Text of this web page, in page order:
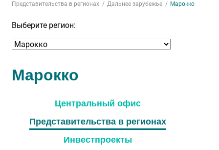
Представительства в регионах
Дальнее зарубежье Марокко
Выберите регион:
Марокко
Центральный офис
Представительства в регионах
Инвестпроекты